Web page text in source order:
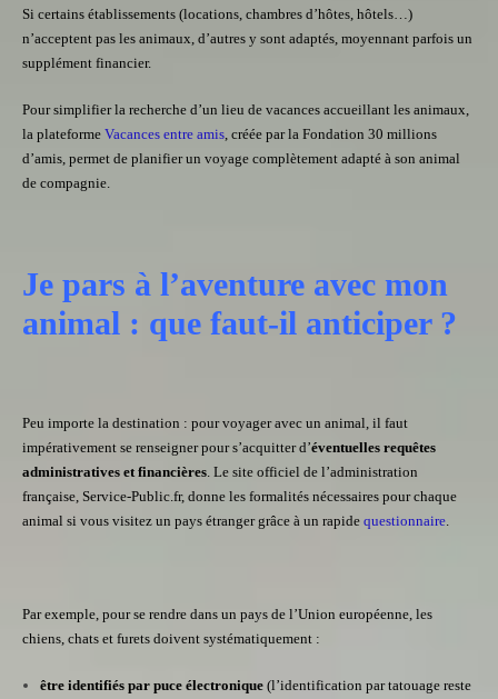
Si certains établissements (locations, chambres d’hôtes, hôtels…)
n’acceptent pas les animaux, d’autres y sont adaptés, moyennant parfois un
supplément financier.
Pour simplifier la recherche d’un lieu de vacances accueillant les animaux,
la plateforme Vacances entre amis , créée par la Fondation 30 millions
d’amis, permet de planifier un voyage complètement adapté à son animal
de compagnie.
Je pars à l’aventure avec mon
animal : que faut-il anticiper ?
Peu importe la destination : pour voyager avec un animal, il faut
impérativement se renseigner pour s’acquitter d’éventuelles requêtes
administratives et financières . Le site officiel de l’administration
française, Service-Public.fr, donne les formalités nécessaires pour chaque
animal si vous visitez un pays étranger grâce à un rapide questionnaire
Par exemple, pour se rendre dans un pays de l’Union européenne, les
chiens, chats et furets doivent systématiquement :
être identifiés par puce électronique(l’identification par tatouage reste